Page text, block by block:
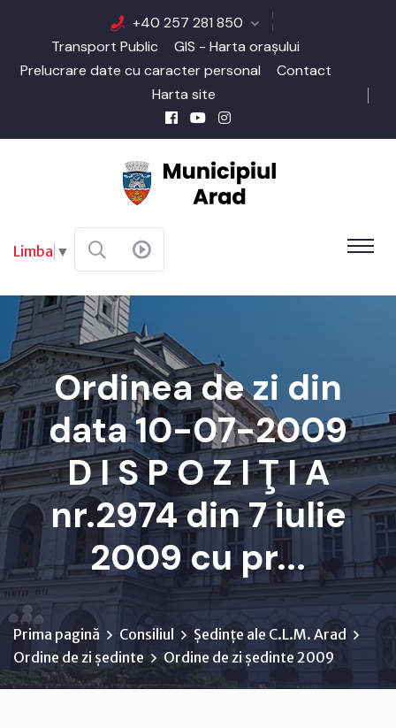
+40 257 281 850
Transport Public
GIS - Harta orașului
Prelucrare date cu caracter personal
Contact
Harta site
Limba ▼
Ordinea de zi din
data 10-07-2009
D I S P O Z I Ţ I A
nr.2974 din 7 iulie
2009 cu pr...
Prima pagină Consiliul
Ședințe ale C.L.M. Arad
Ordine de zi ședinte
Ordine de zi ședinte 2009